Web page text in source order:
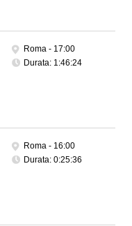
Roma - 17:00
Durata: 1:46:24
Roma - 16:00
Durata: 0:25:36